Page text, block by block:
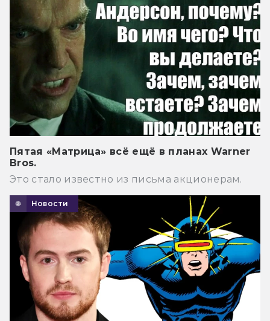
Пятая «Матрица» всё ещё в планах Warner
Bros.
Это стало известно из письма акционерам.
Новости